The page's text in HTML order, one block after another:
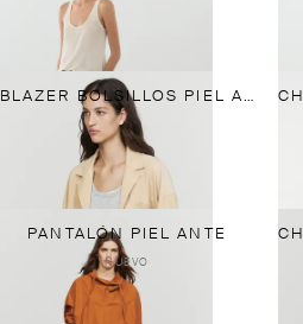
BLAZER BOLSILLOS PIEL ANTE
PANTALÓN PIEL ANTE
NUEVO